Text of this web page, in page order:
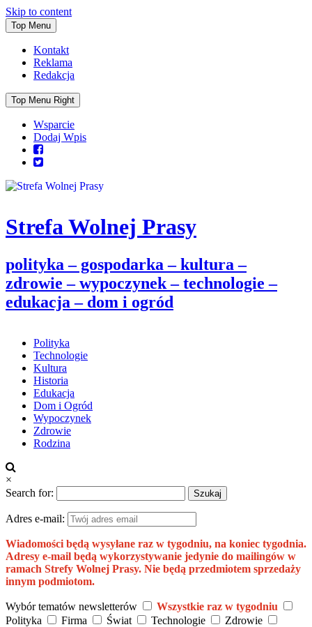
Skip to content
Top Menu
Kontakt
Reklama
Redakcja
Top Menu Right
Wsparcie
Dodaj Wpis
Strefa Wolnej Prasy
polityka – gospodarka – kultura –
zdrowie – wypoczynek – technologie –
edukacja – dom i ogród
Polityka
Technologie
Kultura
Historia
Edukacja
Dom i Ogród
Wypoczynek
Zdrowie
Rodzina
×
Search for:
Adres e-mail:
Wiadomości będą wysyłane raz w tygodniu, na koniec tygodnia.
Adresy e-mail będą wykorzystywanie jedynie do mailingów w
ramach Strefy Wolnej Prasy. Nie będą przedmiotem sprzedaży
innym podmiotom.
Wybór tematów newsletterów
Wszystkie raz w tygodniu
Polityka
Firma Świat Technologie
Zdrowie